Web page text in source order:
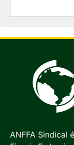
ANFFA Sindical